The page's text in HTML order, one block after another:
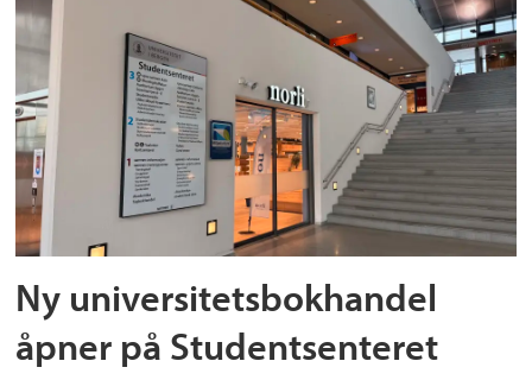
Ny universitetsbokhandel
åpner på Studentsenteret